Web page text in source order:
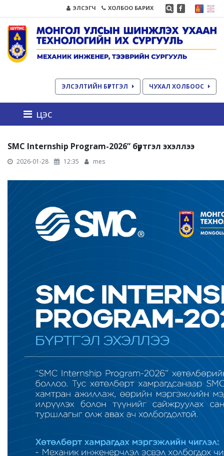
ЭЛСЭГЧ ХОЛБОО БАРИХ
ЭЛСЭЛТИЙН БҮРТГЭЛ ЧУХАЛ ХОЛБООС
цэс
SMC Internship Program-2026” бүртгэл эхэллээ
2026-01-28 12:35 mes